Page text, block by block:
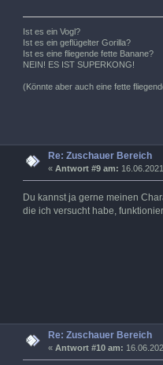
Ist es ein Vogl?
Ist es ein geflügelter Gorilla?
Ist es eine fliegende fette Banane?
NEIN! ES IST SUPERKONG!
(Könnte aber auch eine fette
Re: Zuschauer Bereich
«Antwort #9 am:
Du kannst ja gerne meinen
die ich versucht habe,
Re: Zuschauer Bereich
«Antwort #10 am: